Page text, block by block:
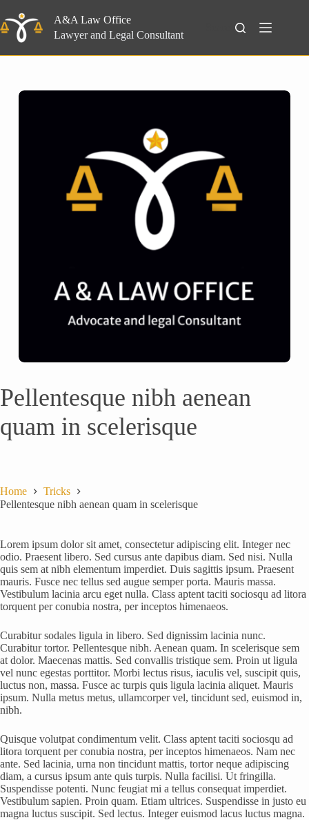
to
content
A&A Law Office
Lawyer and Legal Consultant
Search
Pellentesque nibh aenean
quam in scelerisque
Home
Tricks
Pellentesque nibh aenean quam in scelerisque
Lorem ipsum dolor sit amet, consectetur adipiscing elit. Integer nec
odio. Praesent libero. Sed cursus ante dapibus diam. Sed nisi. Nulla
quis sem at nibh elementum imperdiet. Duis sagittis ipsum. Praesent
mauris. Fusce nec tellus sed augue semper porta. Mauris massa.
Vestibulum lacinia arcu eget nulla. Class aptent taciti sociosqu ad litora
torquent per conubia nostra, per inceptos himenaeos.
Curabitur sodales ligula in libero. Sed dignissim lacinia nunc.
Curabitur tortor. Pellentesque nibh. Aenean quam. In scelerisque sem
at dolor. Maecenas mattis. Sed convallis tristique sem. Proin ut ligula
vel nunc egestas porttitor. Morbi lectus risus, iaculis vel, suscipit quis,
luctus non, massa. Fusce ac turpis quis ligula lacinia aliquet. Mauris
ipsum. Nulla metus metus, ullamcorper vel, tincidunt sed, euismod in,
nibh.
Quisque volutpat condimentum velit. Class aptent taciti sociosqu ad
litora torquent per conubia nostra, per inceptos himenaeos. Nam nec
ante. Sed lacinia, urna non tincidunt mattis, tortor neque adipiscing
diam, a cursus ipsum ante quis turpis. Nulla facilisi. Ut fringilla.
Suspendisse potenti. Nunc feugiat mi a tellus consequat imperdiet.
Vestibulum sapien. Proin quam. Etiam ultrices. Suspendisse in justo eu
magna luctus suscipit. Sed lectus. Integer euismod lacus luctus magna.